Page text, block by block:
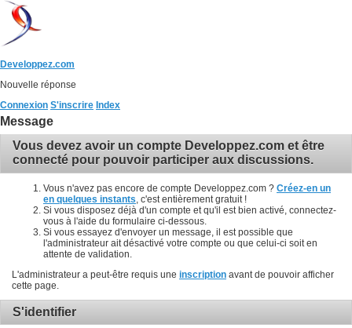
Developpez.com
Nouvelle réponse
Connexion S'inscrire Index
Message
Vous devez avoir un compte Developpez.com et être
connecté pour pouvoir participer aux discussions.
Vous n'avez pas encore de compte Developpez.com ? Créez-en un
en quelques instants , c'est entièrement gratuit !
Si vous disposez déjà d'un compte et qu'il est bien activé, connectez-
vous à l'aide du formulaire ci-dessous.
Si vous essayez d'envoyer un message, il est possible que
l'administrateur ait désactivé votre compte ou que celui-ci soit en
attente de validation.
L'administrateur a peut-être requis une inscription avant de pouvoir afficher
cette page.
S'identifier